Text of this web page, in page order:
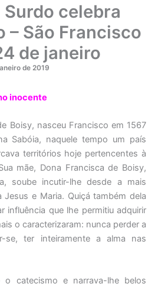
celebra
– São Francisco
de janeiro
de 2019
inocente
Boisy, nasceu Francisco em 1567
Sabóia, naquele tempo um país
territórios hoje pertencentes à
mãe, Dona Francisca de Boisy,
soube incutir-lhe desde a mais
e Maria. Quiçá também dela
influência que lhe permitiu adquirir
o caracterizaram: nunca perder a
se, ter inteiramente a alma nas
o catecismo e narrava-lhe belos